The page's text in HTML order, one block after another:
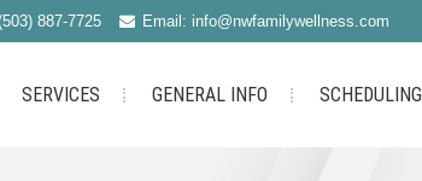
887-7725 Email: info@nwfamilywellness.com
SERVICES GENERAL INFO SCHEDULING